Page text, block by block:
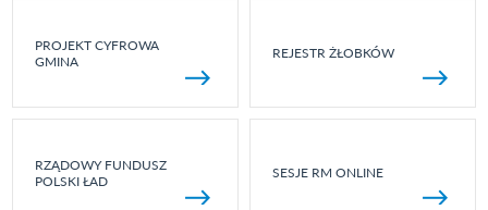
PROJEKT CYFROWA
GMINA
REJESTR ŻŁOBKÓW
RZĄDOWY FUNDUSZ
POLSKI ŁAD
SESJE RM ONLINE